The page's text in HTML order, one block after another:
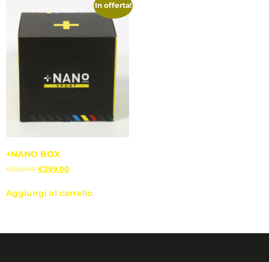
In offerta!
+NANO BOX
€329.00 €299.00
Aggiungi al carrello